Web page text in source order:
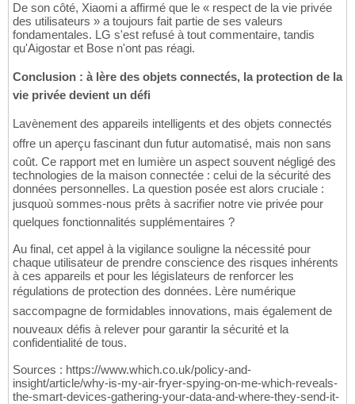
De son côté, Xiaomi a affirmé que le « respect de la vie privée
des utilisateurs » a toujours fait partie de ses valeurs
fondamentales. LG s'est refusé à tout commentaire, tandis
qu'Aigostar et Bose n'ont pas réagi.
Conclusion : à lère des objets connectés, la protection de la
vie privée devient un défi
Lavènement des appareils intelligents et des objets connectés
offre un aperçu fascinant dun futur automatisé, mais non sans
coût. Ce rapport met en lumière un aspect souvent négligé des
technologies de la maison connectée : celui de la sécurité des
données personnelles. La question posée est alors cruciale :
jusquoù sommes-nous prêts à sacrifier notre vie privée pour
quelques fonctionnalités supplémentaires ?
Au final, cet appel à la vigilance souligne la nécessité pour
chaque utilisateur de prendre conscience des risques inhérents
à ces appareils et pour les législateurs de renforcer les
régulations de protection des données. Lère numérique
saccompagne de formidables innovations, mais également de
nouveaux défis à relever pour garantir la sécurité et la
confidentialité de tous.
Sources : https://www.which.co.uk/policy-and-
insight/article/why-is-my-air-fryer-spying-on-me-which-reveals-
the-smart-devices-gathering-your-data-and-where-they-send-it-